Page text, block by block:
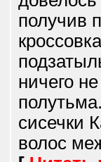
получив
ничего
сисечки
волос